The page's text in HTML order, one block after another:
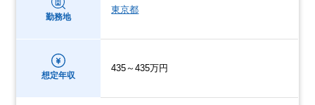
勤務地
東京都
想定年収
435～435万円